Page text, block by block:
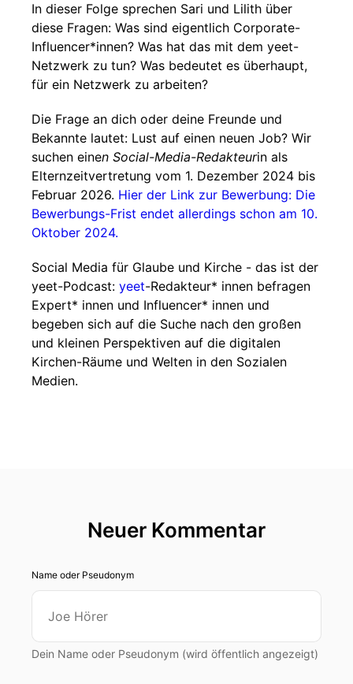
In dieser Folge sprechen Sari und Lilith über
diese Fragen: Was sind eigentlich Corporate-
Influencer*innen? Was hat das mit dem yeet-
Netzwerk zu tun? Was bedeutet es überhaupt,
für ein Netzwerk zu arbeiten?
Die Frage an dich oder deine Freunde und
Bekannte lautet: Lust auf einen neuen Job? Wir
suchen einen Social-Media-Redakteurin als
Elternzeitvertretung vom 1. Dezember 2024 bis
Februar 2026. Hier der Link zur Bewerbung: Die
Bewerbungs-Frist endet allerdings schon am 10.
Oktober 2024.
Social Media für Glaube und Kirche - das ist der
yeet-Podcast: yeet-Redakteur* innen befragen
Expert* innen und Influencer* innen und
begeben sich auf die Suche nach den großen
und kleinen Perspektiven auf die digitalen
Kirchen-Räume und Welten in den Sozialen
Medien.
Neuer Kommentar
Name oder Pseudonym
Dein Name oder Pseudonym (wird öffentlich angezeigt)